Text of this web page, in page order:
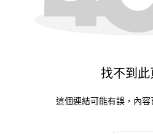
找不到
這個連結可能有誤，內容